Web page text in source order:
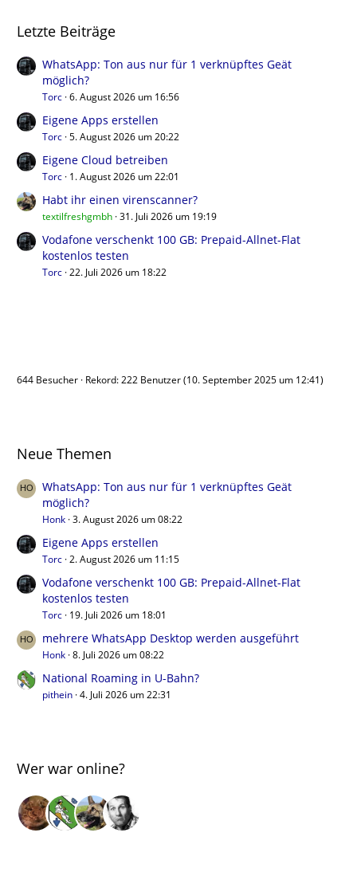
Letzte Beiträge
WhatsApp: Ton aus nur für 1 verknüpftes Geät
möglich?
Torc 6. August 2026 um 16:56
Eigene Apps erstellen
Torc 5. August 2026 um 20:22
Eigene Cloud betreiben
Torc 1. August 2026 um 22:01
Habt ihr einen virenscanner?
textilfreshgmbh 31. Juli 2026 um 19:19
Vodafone verschenkt 100 GB: Prepaid-Allnet-Flat
kostenlos testen
Torc 22. Juli 2026 um 18:22
644 Besucher Rekord: 222 Benutzer (10. September 2025 um 12:41)
Neue Themen
WhatsApp: Ton aus nur für 1 verknüpftes Geät
möglich?
Honk 3. August 2026 um 08:22
Eigene Apps erstellen
Torc 2. August 2026 um 11:15
Vodafone verschenkt 100 GB: Prepaid-Allnet-Flat
kostenlos testen
Torc 19. Juli 2026 um 18:01
mehrere WhatsApp Desktop werden ausgeführt
Honk 8. Juli 2026 um 08:22
National Roaming in U-Bahn?
pithein 4. Juli 2026 um 22:31
Wer war online?